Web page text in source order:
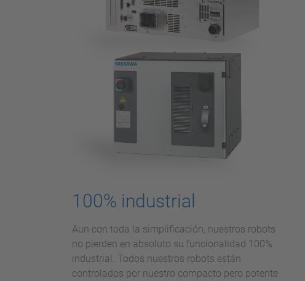
100% industrial
Aun con toda la simplificación, nuestros robots
no pierden en absoluto su funcionalidad 100%
industrial. Todos nuestros robots están
controlados por nuestro compacto pero potente